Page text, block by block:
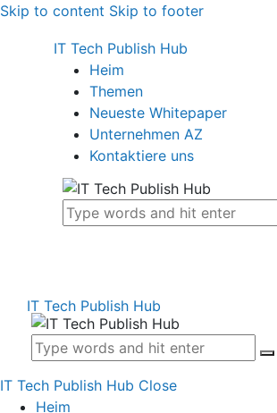
Skip to content Skip to footer
IT Tech Publish Hub
Heim
Themen
Neueste Whitepaper
Unternehmen AZ
Kontaktiere uns
IT Tech Publish Hub
IT Tech Publish Hub Close
Heim